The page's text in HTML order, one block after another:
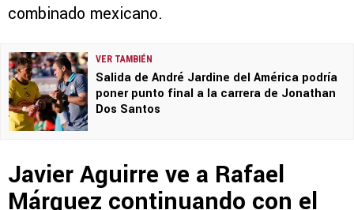
combinado mexicano.
VER TAMBIÉN
Salida de André Jardine del América podría
poner punto final a la carrera de Jonathan
Dos Santos
Javier Aguirre ve a Rafael
Márquez continuando con el